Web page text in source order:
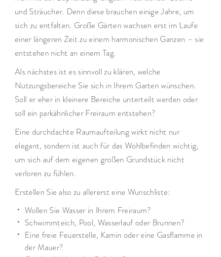
und Sträucher. Denn diese brauchen einige Jahre, um
sich zu entfalten. Große Gärten wachsen erst im Laufe
einer längeren Zeit zu einem harmonischen Ganzen – sie
entstehen nicht an einem Tag.
Als nächstes ist es sinnvoll zu klären, welche
Nutzungsbereiche Sie sich in Ihrem Garten wünschen.
Soll er eher in kleinere Bereiche unterteilt werden oder
soll ein parkähnlicher Freiraum entstehen?
Eine durchdachte Raumaufteilung wirkt nicht nur
elegant, sondern ist auch für das Wohlbefinden wichtig,
um sich auf dem eigenen großen Grundstück nicht
verloren zu fühlen.
Erstellen Sie also zu allererst eine Wunschliste:
Wollen Sie Wasser in Ihrem Freiraum?
Schwimmteich, Pool, Wasserlauf oder Brunnen?
Eine freie Feuerstelle, Kamin oder eine Gasflamme in
der Mauer?